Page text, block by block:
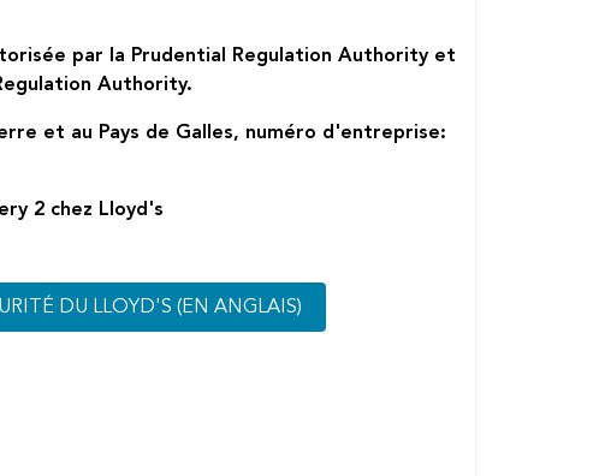
par la Prudential Regulation Authority et
Authority.
et au Pays de Galles, numéro d'entreprise:
2 chez Lloyd's
DU LLOYD'S (EN ANGLAIS)